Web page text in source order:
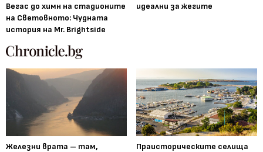
Вегас до химн на стадионите
на Световното: Чудната
история на Mr. Brightside
идеални за жегите
Железни врата – там,
Праисторическите селища